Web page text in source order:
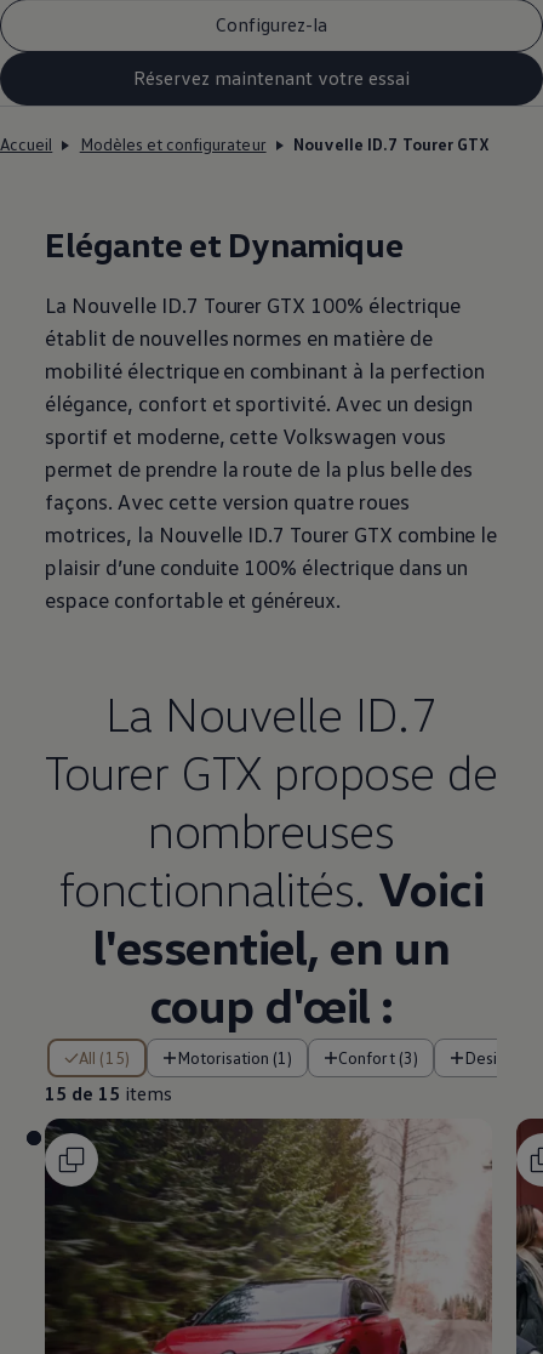
Configurez-la
Réservez maintenant votre essai
Accueil Modèles et configurateur Nouvelle ID.7 Tourer GTX
Elégante et Dynamique
La Nouvelle ID.7 Tourer GTX 100% électrique
établit de nouvelles normes en matière de
mobilité électrique en combinant à la perfection
élégance, confort et sportivité. Avec un design
sportif et moderne, cette Volkswagen vous
permet de prendre la route de la plus belle des
façons. Avec cette version quatre roues
motrices, la Nouvelle ID.7 Tourer GTX combine le
plaisir d’une conduite 100% électrique dans un
espace confortable et généreux.
La Nouvelle ID.7
Tourer GTX propose de
nombreuses
fonctionnalités. Voici
l'essentiel, en un
coup d'œil :
All (15) Motorisation (1) Confort (3) Design (1)
15 de 15 items
15 de 15 items